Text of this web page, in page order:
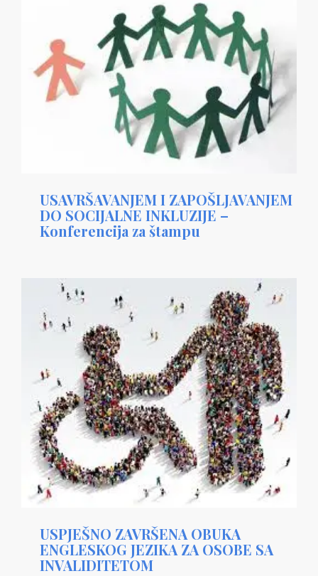
USAVRŠAVANJEM I ZAPOŠLJAVANJEM
DO SOCIJALNE INKLUZIJE –
Konferencija za štampu
USPJEŠNO ZAVRŠENA OBUKA
ENGLESKOG JEZIKA ZA OSOBE SA
INVALIDITETOM